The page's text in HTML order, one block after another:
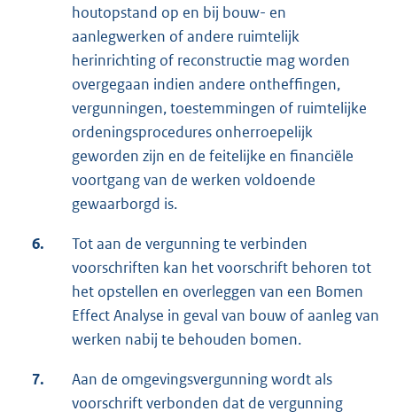
houtopstand op en bij bouw- en
aanlegwerken of andere ruimtelijk
herinrichting of reconstructie mag worden
overgegaan indien andere ontheffingen,
vergunningen, toestemmingen of ruimtelijke
ordeningsprocedures onherroepelijk
geworden zijn en de feitelijke en financiële
voortgang van de werken voldoende
gewaarborgd is.
6.
Tot aan de vergunning te verbinden
voorschriften kan het voorschrift behoren tot
het opstellen en overleggen van een Bomen
Effect Analyse in geval van bouw of aanleg van
werken nabij te behouden bomen.
7.
Aan de omgevingsvergunning wordt als
voorschrift verbonden dat de vergunning